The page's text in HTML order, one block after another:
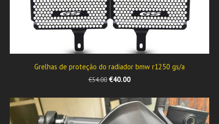
Grelhas de proteção do radiador bmw r1250 gs/a
€54.00 €40.00